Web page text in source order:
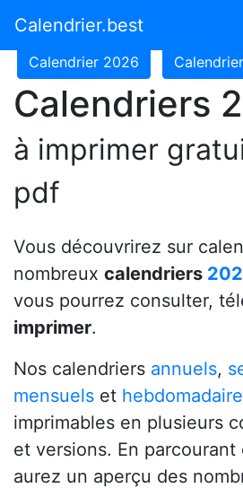
Calendrier.best
Calendrier 2024
Calendrier 2026
Calendriers
à imprimer
pdf
Vous découvrirez sur
nombreux calendriers
vous pourrez consulter,
imprimer.
Nos calendriers annuels,
mensuels et
imprimables en plusieurs
et versions. En
aurez un aperçu des